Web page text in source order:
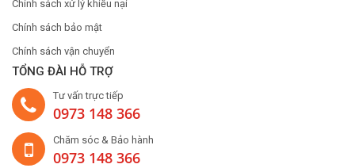
Chính sách xử lý khiếu nại
Chính sách bảo mật
Chính sách vận chuyển
TỔNG ĐÀI HỖ TRỢ
Tư vấn trực tiếp
0973 148 366
Chăm sóc & Bảo hành
0973 148 366